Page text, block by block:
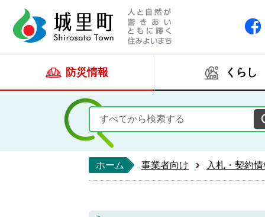
防災情報 くらし
ホーム 事業者向け 入札・契約